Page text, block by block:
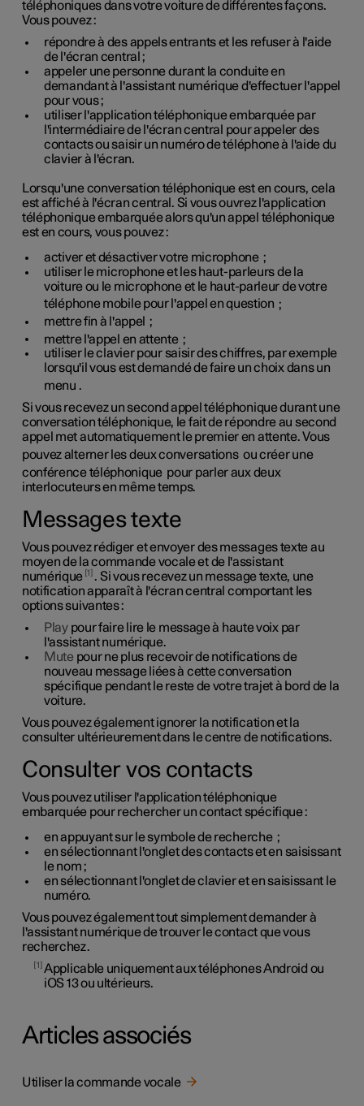
téléphoniques dans votre voiture de différentes façons.
Vous pouvez :
répondre à des appels entrants et les refuser à l'aide
de l'écran central ;
appeler une personne durant la conduite en
demandant à l'assistant numérique d'effectuer l'appel
pour vous ;
utiliser l'application téléphonique embarquée par
l'intermédiaire de l'écran central pour appeler des
contacts ou saisir un numéro de téléphone à l'aide du
clavier à l'écran.
Lorsqu'une conversation téléphonique est en cours, cela
est affiché à l'écran central. Si vous ouvrez l'application
téléphonique embarquée alors qu'un appel téléphonique
est en cours, vous pouvez :
activer et désactiver votre microphone ;
utiliser le microphone et les haut-parleurs de la
voiture ou le microphone et le haut-parleur de votre
téléphone mobile pour l'appel en question ;
mettre fin à l'appel ;
mettre l'appel en attente ;
utiliser le clavier pour saisir des chiffres, par exemple
lorsqu'il vous est demandé de faire un choix dans un
menu .
Si vous recevez un second appel téléphonique durant une
conversation téléphonique, le fait de répondre au second
appel met automatiquement le premier en attente. Vous
pouvez alterner les deux conversations ou créer une
conférence téléphonique pour parler aux deux
interlocuteurs en même temps.
Messages texte
Vous pouvez rédiger et envoyer des messages texte au
moyen de la commande vocale et de l'assistant
numérique 1 . Si vous recevez un message texte, une
notification apparaît à l'écran central comportant les
options suivantes :
Playpour faire lire le message à haute voix par
l'assistant numérique.
Mute pour ne plus recevoir de notifications de
nouveau message liées à cette conversation
spécifique pendant le reste de votre trajet à bord de la
voiture.
Vous pouvez également ignorer la notification et la
consulter ultérieurement dans le centre de notifications.
Consulter vos contacts
Vous pouvez utiliser l'application téléphonique
embarquée pour rechercher un contact spécifique :
en appuyant sur le symbole de recherche ;
en sélectionnant l'onglet des contacts et en saisissant
le nom ;
en sélectionnant l'onglet de clavier et en saisissant le
numéro.
Vous pouvez également tout simplement demander à
l'assistant numérique de trouver le contact que vous
recherchez.
1 Applicable uniquement aux téléphones Android ou
iOS 13 ou ultérieurs.
Articles associés
Utiliser la commande vocale